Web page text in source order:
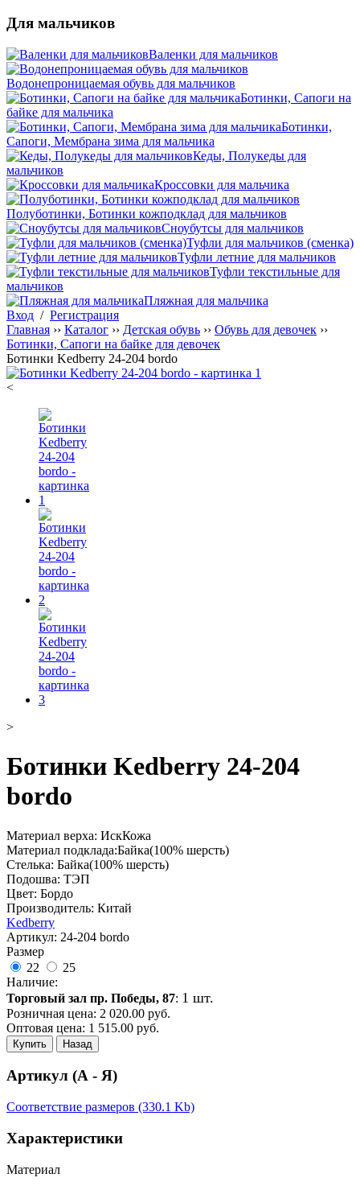
Для мальчиков
Валенки для мальчиков
Водонепроницаемая обувь для мальчиков
Ботинки, Сапоги на
байке для мальчика
Ботинки,
Сапоги, Мембрана зима для мальчика
Кеды, Полукеды для
мальчиков
Кроссовки для мальчика
Полуботинки, Ботинки кожподклад для мальчиков
Сноубутсы для мальчиков
Туфли для мальчиков (сменка)
Туфли летние для мальчиков
Туфли текстильные для
мальчиков
Пляжная для мальчика
Вход / Регистрация
Главная ›› Каталог ›› Детская обувь ›› Обувь для девочек ››
Ботинки, Сапоги на байке для девочек
Ботинки Kedberry 24-204 bordo
<
>
Ботинки Kedberry 24-204
bordo
Материал верха: ИскКожа
Материал подклада:Байка(100% шерсть)
Стелька: Байка(100% шерсть)
Подошва: ТЭП
Цвет: Бордо
Производитель: Китай
Kedberry
Артикул: 24-204 bordo
Размер
22
25
Наличие:
Торговый зал пр. Победы, 87: 1 шт.
Розничная цена: 2 020.00 руб.
Оптовая цена: 1 515.00 руб.
Купить Назад
Артикул (А - Я)
Соответствие размеров (330.1 Kb)
Характеристики
Материал